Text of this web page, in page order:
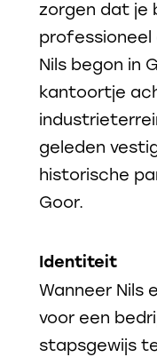
zorgen dat je
professioneel
Nils begon in
kantoortje
geleden
historische
Goor.
Identiteit
Wanneer Nils
voor een
stapsgewijs